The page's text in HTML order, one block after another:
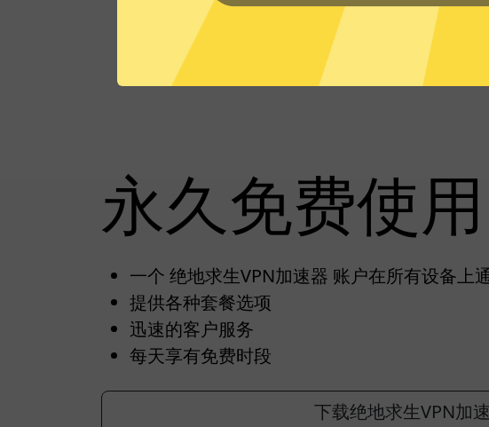
永久免费使用
一个 绝地求生VPN加速器 账户在所有设备上
提供各种套餐选项
迅速的客户服务
每天享有免费时段
下载绝地求生VPN加